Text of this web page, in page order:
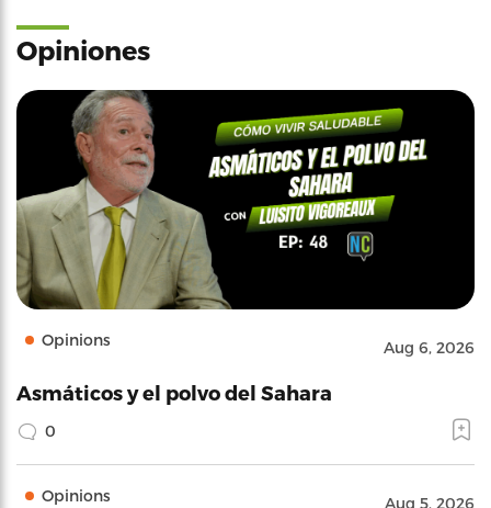
Opiniones
Opinions Aug 6, 2026
Asmáticos y el polvo del Sahara
0
Opinions Aug 5, 2026